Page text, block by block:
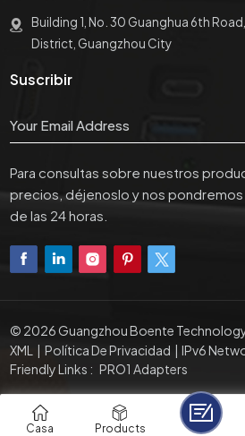
Building 1, No. 30 Guanghua 6th
District, Guangzhou City
Suscribir
Para consultas sobre nuestros
precios, déjenoslo y nos
de las 24 horas.
© 2026 Guangzhou Boente Technology
XML
Política De Privacidad
IPv6
Friendly Links : PRO1 Adapters
Casa Products